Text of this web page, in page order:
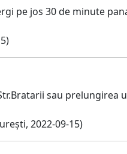
pe jos 30 de minute
sau prelungirea
2022-09-15)